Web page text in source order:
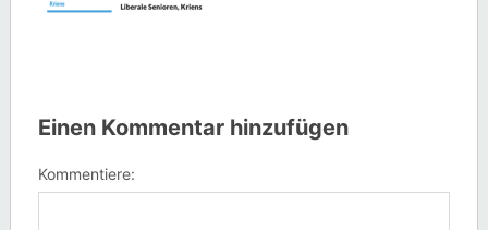
Einen Kommentar hinzufügen
Kommentiere: